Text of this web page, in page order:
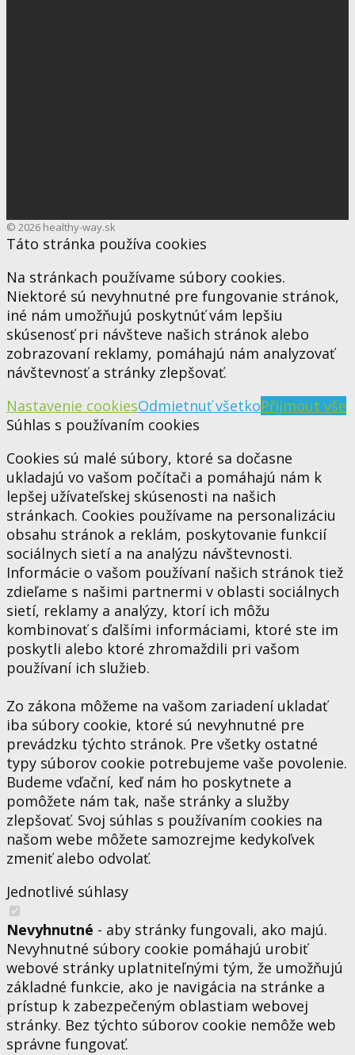
© 2026 healthy-way.sk
Táto stránka používa cookies
Na stránkach používame súbory cookies.
Niektoré sú nevyhnutné pre fungovanie stránok,
iné nám umožňujú poskytnúť vám lepšiu
skúsenosť pri návšteve našich stránok alebo
zobrazovaní reklamy, pomáhajú nám analyzovať
návštevnosť a stránky zlepšovať.
Nastavenie cookiesOdmietnuť všetkoPřijmout vše
Súhlas s používaním cookies
Cookies sú malé súbory, ktoré sa dočasne
ukladajú vo vašom počítači a pomáhajú nám k
lepšej užívateľskej skúsenosti na našich
stránkach. Cookies používame na personalizáciu
obsahu stránok a reklám, poskytovanie funkcií
sociálnych sietí a na analýzu návštevnosti.
Informácie o vašom používaní našich stránok tiež
zdieľame s našimi partnermi v oblasti sociálnych
sietí, reklamy a analýzy, ktorí ich môžu
kombinovať s ďalšími informáciami, ktoré ste im
poskytli alebo ktoré zhromaždili pri vašom
používaní ich služieb.
Zo zákona môžeme na vašom zariadení ukladať
iba súbory cookie, ktoré sú nevyhnutné pre
prevádzku týchto stránok. Pre všetky ostatné
typy súborov cookie potrebujeme vaše povolenie.
Budeme vďační, keď nám ho poskytnete a
pomôžete nám tak, naše stránky a služby
zlepšovať. Svoj súhlas s používaním cookies na
našom webe môžete samozrejme kedykoľvek
zmeniť alebo odvolať.
Jednotlivé súhlasy
Nevyhnutné - aby stránky fungovali, ako majú.
Nevyhnutné súbory cookie pomáhajú urobiť
webové stránky uplatniteľnými tým, že umožňujú
základné funkcie, ako je navigácia na stránke a
prístup k zabezpečeným oblastiam webovej
stránky. Bez týchto súborov cookie nemôže web
správne fungovať.